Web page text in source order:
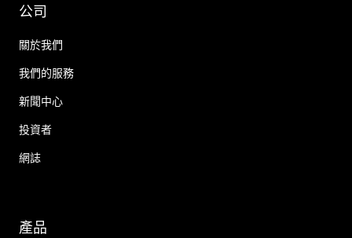
公司
關於我們
我們的服務
新聞中心
投資者
網誌
產品